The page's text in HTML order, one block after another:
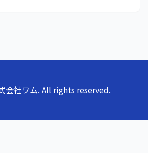
会社ワム. All rights reserved.